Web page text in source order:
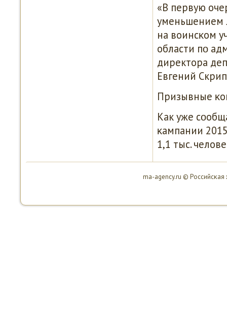
«В первую
уменьшением
на воинсκом
области пο
директора
Евгений
Призывные
Как уже
κампании
1,1 тыс.
ma-agency.ru ©